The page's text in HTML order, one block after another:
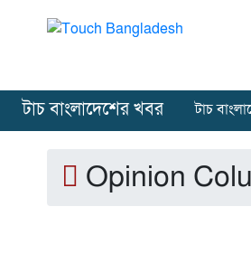
টাচ বাংলাদেশের খবর টাচ
Opinion